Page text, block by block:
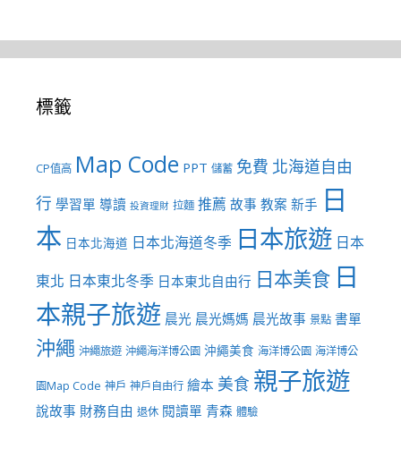
標籤
CP值高 Map Code PPT 儲蓄 免費 北海道自由
行 學習單 導讀 投資理財 拉麵 推薦 故事 教案 新手 日
本 日本北海道 日本北海道冬季 日本旅遊 日本
東北 日本東北冬季 日本東北自由行 日本美食 日
本親子旅遊 晨光 晨光媽媽 晨光故事 景點 書單
沖繩 沖繩旅遊 沖繩海洋博公園 沖繩美食 海洋博公園 海洋博公
園Map Code 神戶 神戶自由行 繪本 美食 親子旅遊
說故事 財務自由 退休 閱讀單 青森 體驗